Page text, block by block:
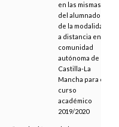
en las mismas
del alumnado
de la modalidad
a distancia en la
comunidad
autónoma de
Castilla-La
Mancha para el
curso
académico
2019/2020